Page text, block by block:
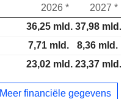
2026 *
2027 *
36,25 mld. 37,98 mld.
7,71 mld.
8,36 mld.
23,02 mld. 23,37 mld.
Meer financiële gegevens